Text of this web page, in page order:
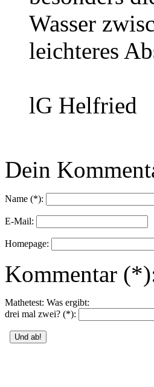
Wasser
leichteres
lG Helfried
Dein
Name (*):
E-Mail:
Homepage:
Kommentar
Mathetest: Was ergibt:
drei mal zwei? (*):